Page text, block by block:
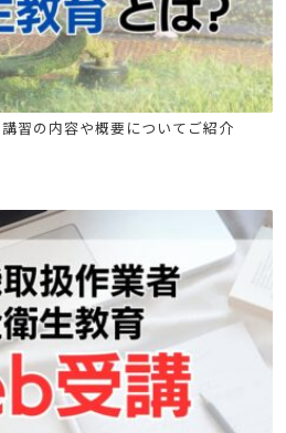
習の内容や概要についてご紹介